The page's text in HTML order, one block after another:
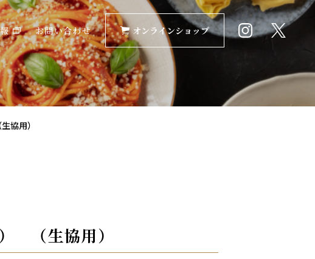
報 お問い合わせ オンラインショップ
協用）
（生協用）